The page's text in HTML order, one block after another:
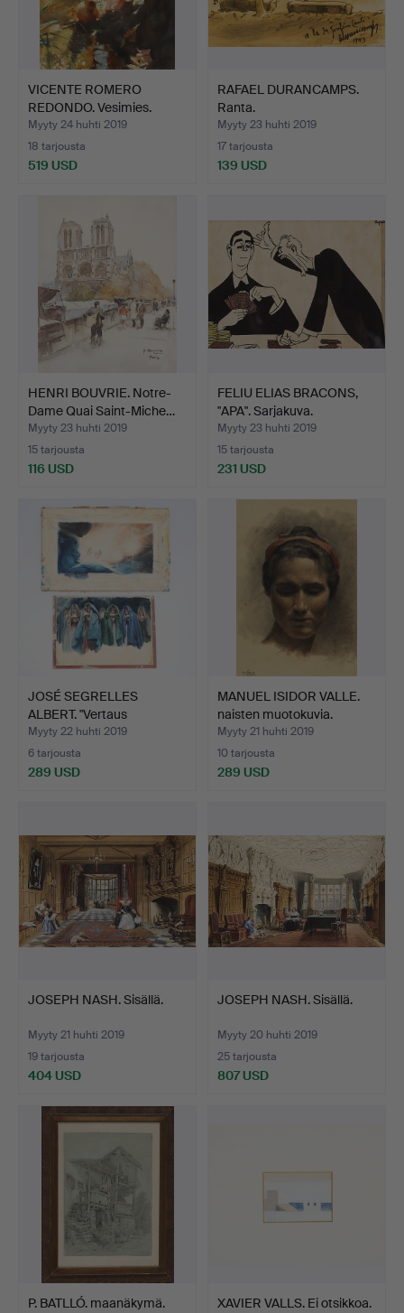
VICENTE ROMERO
REDONDO. Vesimies.
Myyty 24 huhti 2019
18 tarjousta
519 USD
RAFAEL DURANCAMPS.
Ranta.
Myyty 23 huhti 2019
17 tarjousta
139 USD
HENRI BOUVRIE. Notre-
Dame Quai Saint-Miche…
Myyty 23 huhti 2019
15 tarjousta
116 USD
FELIU ELIAS BRACONS,
"APA". Sarjakuva.
Myyty 23 huhti 2019
15 tarjousta
231 USD
JOSÉ SEGRELLES
ALBERT. "Vertaus
kymmenestä…
Myyty 22 huhti 2019
6 tarjousta
289 USD
MANUEL ISIDOR VALLE.
naisten muotokuvia.
Myyty 21 huhti 2019
10 tarjousta
289 USD
JOSEPH NASH. Sisällä.
Myyty 21 huhti 2019
19 tarjousta
404 USD
JOSEPH NASH. Sisällä.
Myyty 20 huhti 2019
25 tarjousta
807 USD
P. BATLLÓ. maanäkymä. XAVIER VALLS. Ei otsikkoa.